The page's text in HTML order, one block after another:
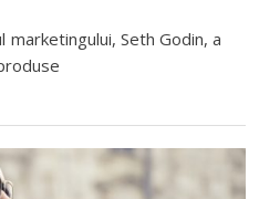
marketingului, Seth Godin, a